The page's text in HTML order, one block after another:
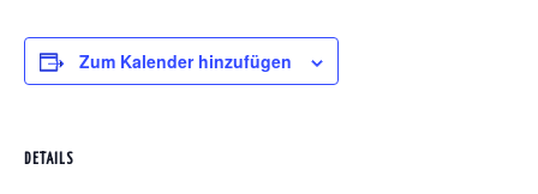
Zum Kalender hinzufügen
DETAILS